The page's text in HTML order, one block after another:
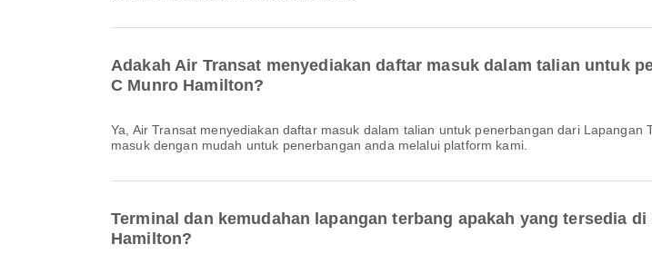
Adakah Air Transat menyediakan daftar masuk dalam talian untuk
C Munro Hamilton?
Ya, Air Transat menyediakan daftar masuk dalam talian untuk penerbangan dari Lapangan Terbang Antarabangsa John C Munro Hamilton, membolehkan anda mendaftar
masuk dengan mudah untuk penerbangan anda melalui platform kami.
Terminal dan kemudahan lapangan terbang apakah yang tersedia
Hamilton?